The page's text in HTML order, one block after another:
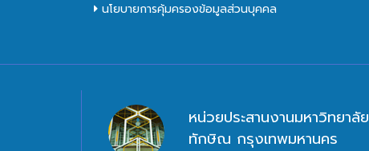
นโยบายการคุ้มครองข้อมูลส่วนบุคคล
หน่วยประสานงานมหาวิทยาลัย
ทักษิณ กรุงเทพมหานคร